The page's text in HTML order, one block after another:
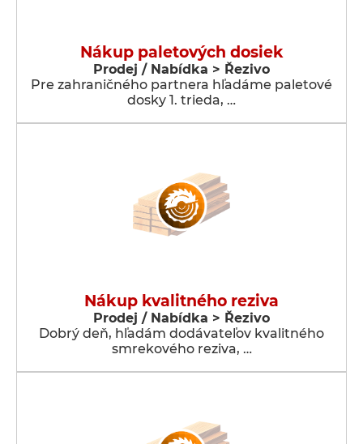
Nákup paletových dosiek
Prodej / Nabídka > Řezivo
Pre zahraničného partnera hľadáme paletové
dosky 1. trieda, …
Nákup kvalitného reziva
Prodej / Nabídka > Řezivo
Dobrý deň, hľadám dodávateľov kvalitného
smrekového reziva, …